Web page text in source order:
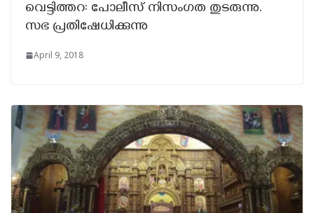
വെട്ടിത്തറ: പോലീസ് നിസംഗത തുടരുന്നു.
സഭ പ്രതിഷേധിക്കുന്നു
April 9, 2018